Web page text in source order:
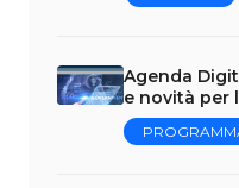
Agenda
e novità per